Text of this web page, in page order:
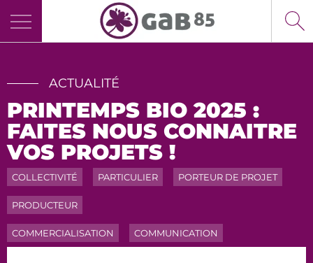
ACTUALITÉ
PRINTEMPS BIO 2025 :
FAITES NOUS CONNAITRE
VOS PROJETS !
COLLECTIVITÉ PARTICULIER PORTEUR DE PROJET
PRODUCTEUR
COMMERCIALISATION COMMUNICATION
Panneau de gestion des cookies